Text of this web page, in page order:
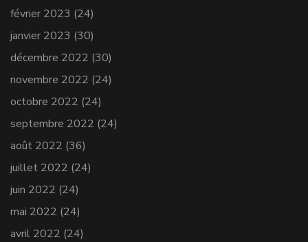
février 2023 (24)
janvier 2023 (30)
décembre 2022 (30)
novembre 2022 (24)
octobre 2022 (24)
septembre 2022 (24)
août 2022 (36)
juillet 2022 (24)
juin 2022 (24)
mai 2022 (24)
avril 2022 (24)